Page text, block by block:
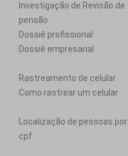
Investigação de Revisão de
pensão
Dossiê profissional
Dossiê empresarial
Rastreamento de celular
Como rastrear um celular
Localização de pessoas por
cpf